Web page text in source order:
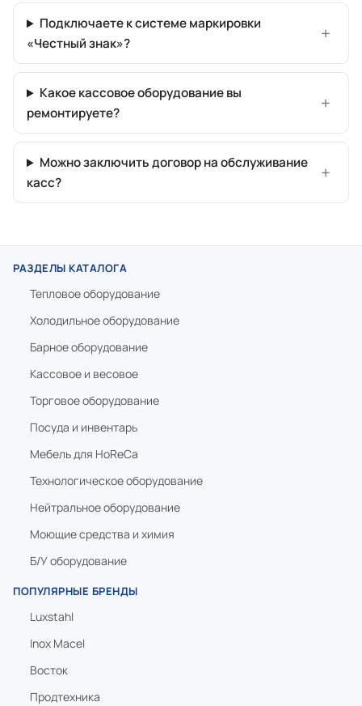
Подключаете к системе маркировки
«Честный знак»?
Какое кассовое оборудование вы
ремонтируете?
Можно заключить договор на обслуживание
касс?
РАЗДЕЛЫ КАТАЛОГА
Тепловое оборудование
Холодильное оборудование
Барное оборудование
Кассовое и весовое
Торговое оборудование
Посуда и инвентарь
Мебель для HoReCa
Технологическое оборудование
Нейтральное оборудование
Моющие средства и химия
Б/У оборудование
ПОПУЛЯРНЫЕ БРЕНДЫ
Luxstahl
Inox Macel
Восток
Продтехника